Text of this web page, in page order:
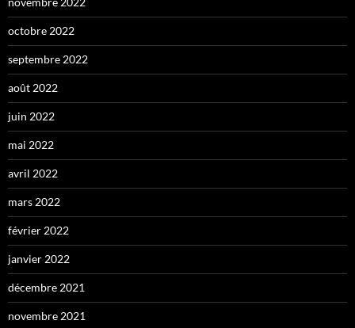
octobre 2022
septembre 2022
août 2022
juin 2022
mai 2022
avril 2022
mars 2022
février 2022
janvier 2022
décembre 2021
novembre 2021